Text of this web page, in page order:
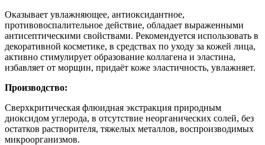
Оказывает увлажняющее, антиоксидантное,
противовоспалительное действие, обладает выраженными
антисептическими свойствами. Рекомендуется использовать в
декоративной косметике, в средствах по уходу за кожей лица,
активно стимулирует образование коллагена и эластина,
избавляет от морщин, придаёт коже эластичность, увлажняет.
Производство:
Сверхкритическая флюидная экстракция природным
диоксидом углерода, в отсутствие неорганических солей, без
остатков растворителя, тяжелых металлов, воспроизводимых
микроорганизмов.